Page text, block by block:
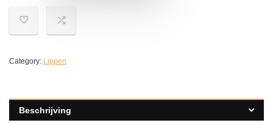
Category: Lippen
Beschrijving